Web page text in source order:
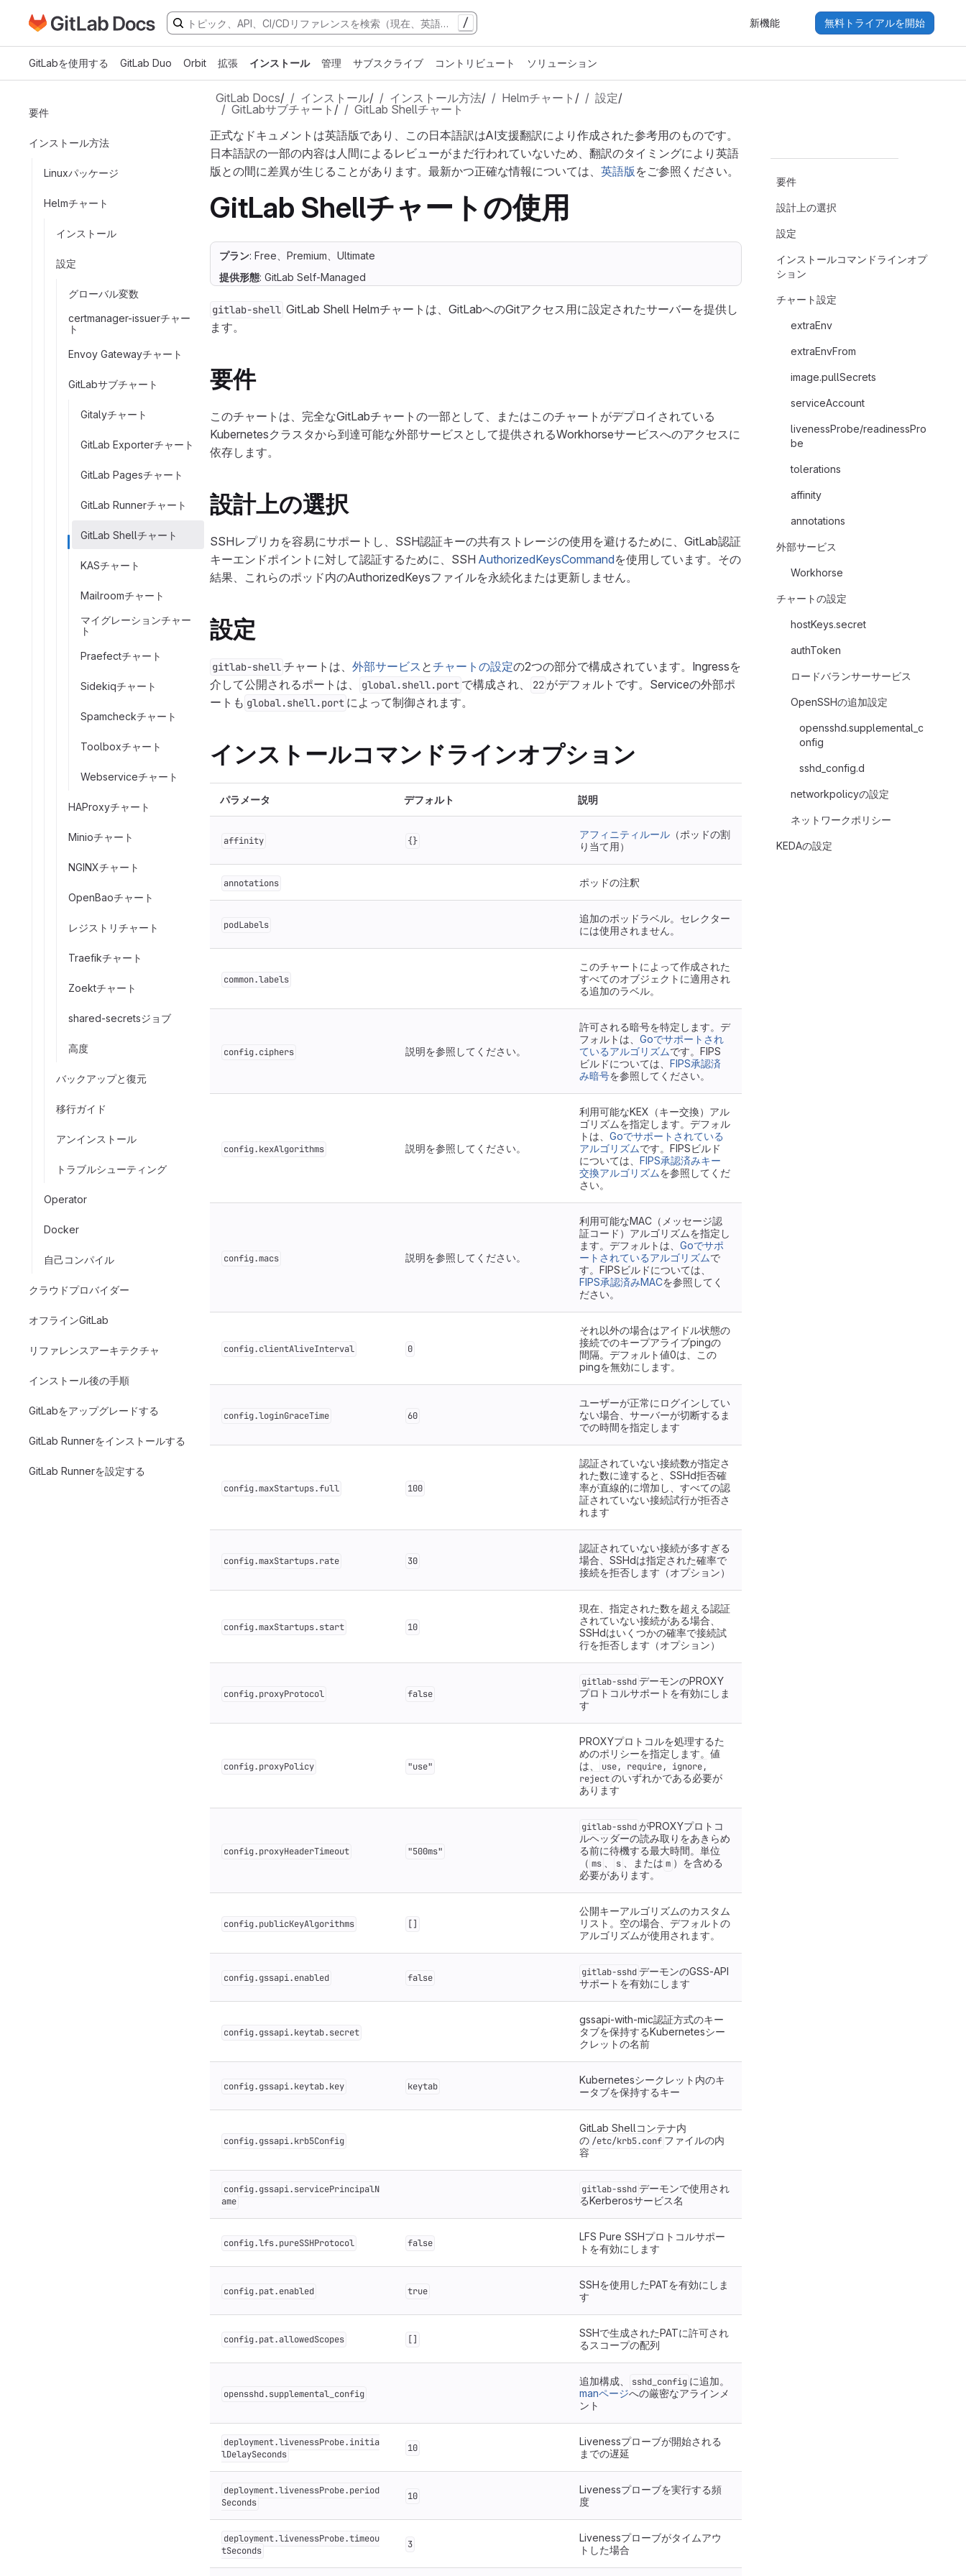
メインコンテンツにスキップ
GitLabドキュメントのホームページに移動 / 新機能 無料トライアルを開始
GitLabを使用する GitLab Duo Orbit 拡張 インストール 管理 サブスクライブ コントリビュート ソリューション
要件
インストール方法
Linuxパッケージ
Helmチャート
インストール
設定
グローバル変数
certmanager-issuerチャー
ト
Envoy Gatewayチャート
GitLabサブチャート
Gitalyチャート
GitLab Exporterチャート
GitLab Pagesチャート
GitLab Runnerチャート
GitLab Shellチャート
KASチャート
Mailroomチャート
マイグレーションチャー
ト
Praefectチャート
Sidekiqチャート
Spamcheckチャート
Toolboxチャート
Webserviceチャート
HAProxyチャート
Minioチャート
NGINXチャート
OpenBaoチャート
レジストリチャート
Traefikチャート
Zoektチャート
shared-secretsジョブ
高度
バックアップと復元
移行ガイド
アンインストール
トラブルシューティング
Operator
Docker
自己コンパイル
クラウドプロバイダー
オフラインGitLab
リファレンスアーキテクチャ
インストール後の手順
GitLabをアップグレードする
GitLab Runnerをインストールする
GitLab Runnerを設定する
GitLab Docs/ インストール/ インストール方法/ Helmチャート / 設定/
GitLabサブチャート /
GitLab Shellチャート
正式なドキュメントは英語版であり、この日本語訳はAI支援翻訳により作成された参考用のものです。
日本語訳の一部の内容は人間によるレビューがまだ行われていないため、翻訳のタイミングにより英語
版との間に差異が生じることがあります。最新かつ正確な情報については、 英語版 をご参照ください。
GitLab Shellチャートの使用
プラン: Free、Premium、Ultimate
提供形態: GitLab Self-Managed
gitlab-shell GitLab Shell Helmチャートは、GitLabへのGitアクセス用に設定されたサーバーを提供し
ます。
要件
このチャートは、完全なGitLabチャートの一部として、またはこのチャートがデプロイされている
Kubernetesクラスタから到達可能な外部サービスとして提供されるWorkhorseサービスへのアクセスに
依存します。
設計上の選択
SSHレプリカを容易にサポートし、SSH認証キーの共有ストレージの使用を避けるために、GitLab認証
キーエンドポイントに対して認証するために、SSH AuthorizedKeysCommandを使用しています。その
結果、これらのポッド内のAuthorizedKeysファイルを永続化または更新しません。
設定
gitlab-shellチャートは、 外部サービス とチャートの設定の2つの部分で構成されています。Ingressを
介して公開されるポートは、
global.shell.port で構成され、 22 がデフォルトです。Serviceの外部ポ
ートも global.shell.port によって制御されます。
インストールコマンドラインオプション
パラメータ デフォルト 説明
affinity {}
アフィニティルール （ポッドの割
り当て用）
annotations ポッドの注釈
podLabels
追加のポッドラベル。セレクター
には使用されません。
common.labels
このチャートによって作成された
すべてのオブジェクトに適用され
る追加のラベル。
config.ciphers 説明を参照してください。
許可される暗号を特定します。デ
フォルトは、 Goでサポートされ
ているアルゴリズムです。FIPS
ビルドについては、 FIPS承認済
み暗号を参照してください。
config.kexAlgorithms 説明を参照してください。
利用可能なKEX（キー交換）アル
ゴリズムを指定します。デフォル
トは、 Goでサポートされている
アルゴリズムです。FIPSビルド
については、 FIPS承認済みキー
交換アルゴリズムを参照してくだ
さい。
config.macs 説明を参照してください。
利用可能なMAC（メッセージ認
証コード）アルゴリズムを指定し
ます。デフォルトは、 Goでサポ
ートされているアルゴリズムで
す。FIPSビルドについては、
FIPS承認済みMACを参照してく
ださい。
config.clientAliveInterval 0
それ以外の場合はアイドル状態の
接続でのキープアライブpingの
間隔。デフォルト値0は、この
pingを無効にします。
config.loginGraceTime 60
ユーザーが正常にログインしてい
ない場合、サーバーが切断するま
での時間を指定します
config.maxStartups.full 100
認証されていない接続数が指定さ
れた数に達すると、SSHd拒否確
率が直線的に増加し、すべての認
証されていない接続試行が拒否さ
れます
config.maxStartups.rate 30
認証されていない接続が多すぎる
場合、SSHdは指定された確率で
接続を拒否します（オプション）
config.maxStartups.start 10
現在、指定された数を超える認証
されていない接続がある場合、
SSHdはいくつかの確率で接続試
行を拒否します（オプション）
config.proxyProtocol false
gitlab-sshdデーモンのPROXY
プロトコルサポートを有効にしま
す
config.proxyPolicy "use"
PROXYプロトコルを処理するた
めのポリシーを指定します。値
は、
use, require, ignore,
rejectのいずれかである必要が
あります
config.proxyHeaderTimeout "500ms"
gitlab-sshdがPROXYプロトコ
ルヘッダーの読み取りをあきらめ
る前に待機する最大時間。単位
（ ms s 、または m ）を含める
必要があります。
config.publicKeyAlgorithms []
公開キーアルゴリズムのカスタム
リスト。空の場合、デフォルトの
アルゴリズムが使用されます。
config.gssapi.enabled false gitlab-sshdデーモンのGSS-API
サポートを有効にします
config.gssapi.keytab.secret
gssapi-with-mic認証方式のキー
タブを保持するKubernetesシー
クレットの名前
config.gssapi.keytab.key keytab
Kubernetesシークレット内のキ
ータブを保持するキー
config.gssapi.krb5Config
GitLab Shellコンテナ内
の /etc/krb5.conf ファイルの内
容
config.gssapi.servicePrincipalN
ame
gitlab-sshdデーモンで使用され
るKerberosサービス名
config.lfs.pureSSHProtocol false
LFS Pure SSHプロトコルサポー
トを有効にします
config.pat.enabled true
SSHを使用したPATを有効にしま
す
config.pat.allowedScopes []
SSHで生成されたPATに許可され
るスコープの配列
opensshd.supplemental_config
追加構成、 sshd_config に追加。
manページへの厳密なアラインメ
ント
deployment.livenessProbe.initia
lDelaySeconds
10
Livenessプローブが開始される
までの遅延
deployment.livenessProbe.period
Seconds
10
Livenessプローブを実行する頻
度
deployment.livenessProbe.timeou
tSeconds
3
Livenessプローブがタイムアウ
トした場合
要件
設計上の選択
設定
インストールコマンドラインオプ
ション
チャート設定
extraEnv
extraEnvFrom
image.pullSecrets
serviceAccount
livenessProbe/readinessPro
be
tolerations
affinity
annotations
外部サービス
Workhorse
チャートの設定
hostKeys.secret
authToken
ロードバランサーサービス
OpenSSHの追加設定
opensshd.supplemental_c
onfig
sshd_config.d
networkpolicyの設定
ネットワークポリシー
KEDAの設定